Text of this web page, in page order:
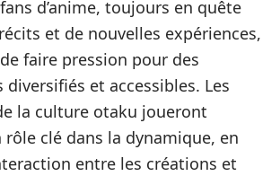
fans d’anime, toujours en quête
et de nouvelles expériences,
faire pression pour des
et accessibles. Les
la culture otaku joueront
clé dans la dynamique, en
entre les créations et